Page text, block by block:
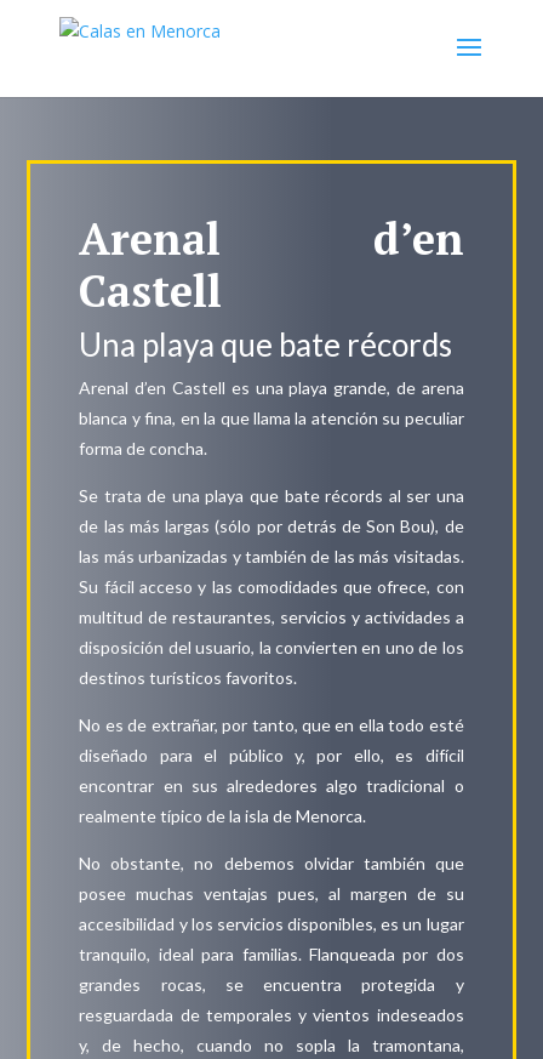
Arenal d’en
Castell
Una playa que bate récords
Arenal d’en Castell es una playa grande, de arena
blanca y fina, en la que llama la atención su peculiar
forma de concha.
Se trata de una playa que bate récords al ser una
de las más largas (sólo por detrás de Son Bou), de
las más urbanizadas y también de las más visitadas.
Su fácil acceso y las comodidades que ofrece, con
multitud de restaurantes, servicios y actividades a
disposición del usuario, la convierten en uno de los
destinos turísticos favoritos.
No es de extrañar, por tanto, que en ella todo esté
diseñado para el público y, por ello, es difícil
encontrar en sus alrededores algo tradicional o
realmente típico de la isla de Menorca.
No obstante, no debemos olvidar también que
posee muchas ventajas pues, al margen de su
accesibilidad y los servicios disponibles, es un lugar
tranquilo, ideal para familias. Flanqueada por dos
grandes rocas, se encuentra protegida y
resguardada de temporales y vientos indeseados
y, de hecho, cuando no sopla la tramontana,